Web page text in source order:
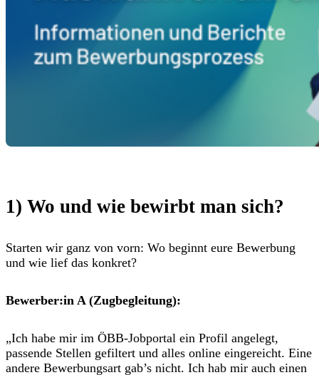
1) Wo und wie bewirbt man sich?
Starten wir ganz von vorn: Wo beginnt eure Bewerbung
und wie lief das konkret?
Bewerber:in A (Zugbegleitung):
„Ich habe mir im ÖBB-Jobportal ein Profil angelegt,
passende Stellen gefiltert und alles online eingereicht. Eine
andere Bewerbungsart gab’s nicht. Ich hab mir auch einen